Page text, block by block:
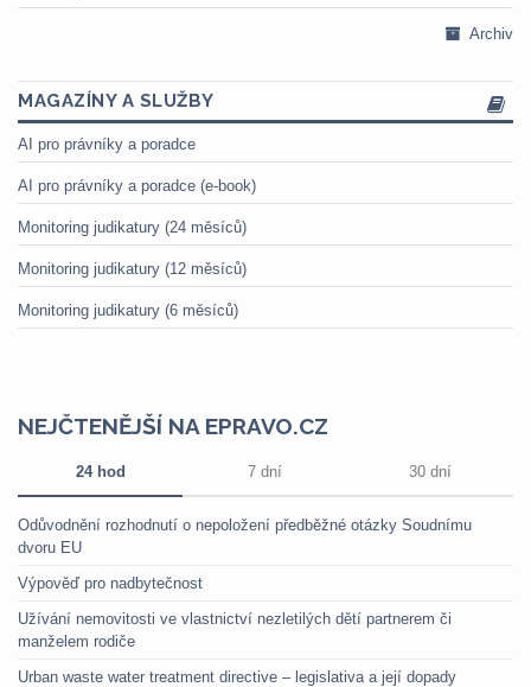
Archiv
MAGAZÍNY A SLUŽBY
AI pro právníky a poradce
AI pro právníky a poradce (e-book)
Monitoring judikatury (24 měsíců)
Monitoring judikatury (12 měsíců)
Monitoring judikatury (6 měsíců)
NEJČTENĚJŠÍ NA EPRAVO.CZ
24 hod 7 dní 30 dní
Odůvodnění rozhodnutí o nepoložení předběžné otázky Soudnímu
dvoru EU
Výpověď pro nadbytečnost
Užívání nemovitosti ve vlastnictví nezletilých dětí partnerem či
manželem rodiče
Urban waste water treatment directive – legislativa a její dopady